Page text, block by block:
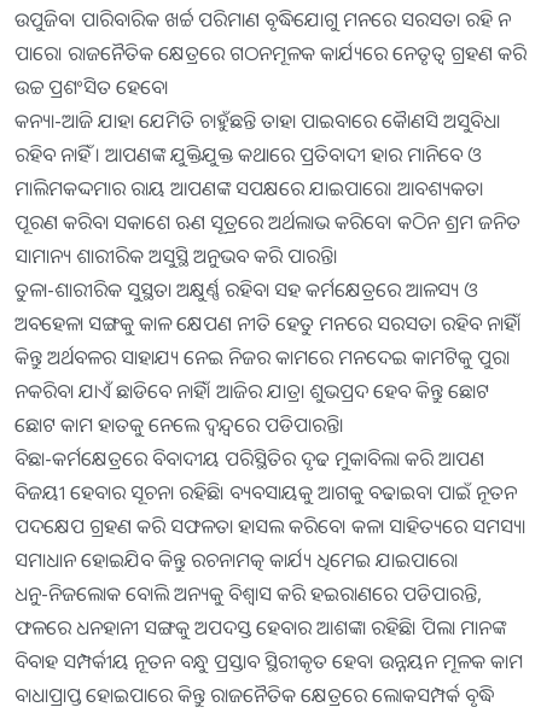
ଉପୁଜିବ। ପାରିବାରିକ ଖର୍ଚ୍ଚ ପରିମାଣ ବୃଦ୍ଧିଯୋଗୁ ମନରେ ସରସତା ରହି ନ
ପାରେ। ରାଜନୈତିକ କ୍ଷେତ୍ରରେ ଗଠନମୂଳକ କାର୍ଯ୍ୟରେ ନେତୃତ୍ୱ ଗ୍ରହଣ କରି
ଉଚ୍ଚ ପ୍ରଶଂସିତ ହେବେ।
କନ୍ୟା-ଆଜି ଯାହା ଯେମିତି ଚାହୁଁଛନ୍ତି ତାହା ପାଇବାରେ କୈାଣସି ଅସୁବିଧା
ରହିବ ନାହିଁ । ଆପଣଙ୍କ ଯୁକ୍ତିଯୁକ୍ତ କଥାରେ ପ୍ରତିବାଦୀ ହାର ମାନିବେ ଓ
ମାଲିମକଦ୍ଦମାର ରାୟ ଆପଣଙ୍କ ସପକ୍ଷରେ ଯାଇପାରେ। ଆବଶ୍ୟକତା
ପୂରଣ କରିବା ସକାଶେ ଋଣ ସୂତ୍ରରେ ଅର୍ଥଲାଭ କରିବେ। କଠିନ ଶ୍ରମ ଜନିତ
ସାମାନ୍ୟ ଶାରୀରିକ ଅସୁସ୍ଥି ଅନୁଭବ କରି ପାରନ୍ତି।
ତୁଳା-ଶାରୀରିକ ସୁସ୍ଥତା ଅକ୍ଷୁର୍ଣ୍ଣ ରହିବା ସହ କର୍ମକ୍ଷେତ୍ରରେ ଆଳସ୍ୟ ଓ
ଅବହେଳା ସଙ୍ଗକୁ କାଳ କ୍ଷେପଣ ନୀତି ହେତୁ ମନରେ ସରସତା ରହିବ ନାହିଁ।
କିନ୍ତୁ ଅର୍ଥବଳର ସାହାଯ୍ୟ ନେଇ ନିଜର କାମରେ ମନଦେଇ କାମଟିକୁ ପୁରା
ନକରିବା ଯାଏଁ ଛାଡିବେ ନାହିଁ। ଆଜିର ଯାତ୍ରା ଶୁଭପ୍ରଦ ହେବ କିନ୍ତୁ ଛୋଟ
ଛୋଟ କାମ ହାତକୁ ନେଲେ ଦ୍ୱନ୍ଦ୍ବରେ ପଡିପାରନ୍ତି।
ବିଛା-କର୍ମକ୍ଷେତ୍ରରେ ବିବାଦୀୟ ପରିସ୍ଥିତିର ଦୃଢ ମୁକାବିଲା କରି ଆପଣ
ବିଜୟୀ ହେବାର ସୂଚନା ରହିଛି। ବ୍ୟବସାୟକୁ ଆଗକୁ ବଢାଇବା ପାଇଁ ନୂତନ
ପଦକ୍ଷେପ ଗ୍ରହଣ କରି ସଫଳତା ହାସଲ କରିବେ। କଳା ସାହିତ୍ୟରେ ସମସ୍ୟା
ସମାଧାନ ହୋଇଯିବ କିନ୍ତୁ ରଚନାମତ୍କ କାର୍ଯ୍ୟ ଧିମେଇ ଯାଇପାରେ।
ଧନୁ-ନିଜଲୋକ ବୋଲି ଅନ୍ୟକୁ ବିଶ୍ୱାସ କରି ହଇରାଣରେ ପଡିପାରନ୍ତି,
ଫଳରେ ଧନହାନୀ ସଙ୍ଗକୁ ଅପଦସ୍ତ ହେବାର ଆଶଙ୍କା ରହିଛି। ପିଲା ମାନଙ୍କ
ବିବାହ ସମ୍ପର୍କୀୟ ନୂତନ ବନ୍ଧୁ ପ୍ରସ୍ତାବ ସ୍ଥିରୀକୃତ ହେବ। ଉନ୍ନୟନ ମୂଳକ କାମ
ବାଧାପ୍ରାପ୍ତ ହୋଇପାରେ କିନ୍ତୁ ରାଜନୈତିକ କ୍ଷେତ୍ରରେ ଲୋକସମ୍ପର୍କ ବୃଦ୍ଧି